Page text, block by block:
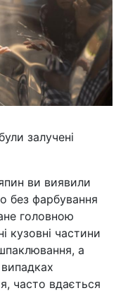
залучені
ви виявили
без фарбування
головною
частини
а
часто вдається